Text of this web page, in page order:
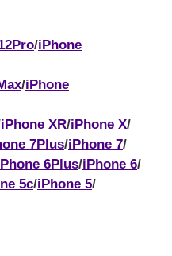
/iPhone
/iPhone
iPhone XR/iPhone X/
7Plus/iPhone 7/
6Plus/iPhone 6/
5c/iPhone 5/